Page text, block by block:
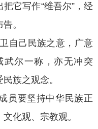
它写作“维吾尔”，经
。
自己民族之意，广意
尔一称，亦无冲突
族之观念。
员要坚持中华民族正
化观、宗教观。